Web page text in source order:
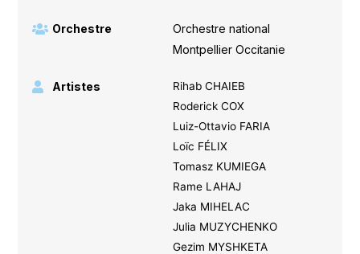
Orchestre
Orchestre national
Montpellier Occitanie
Artistes
Rihab CHAIEB
Roderick COX
Luiz-Ottavio FARIA
Loïc FÉLIX
Tomasz KUMIEGA
Rame LAHAJ
Jaka MIHELAC
Julia MUZYCHENKO
Gezim MYSHKETA